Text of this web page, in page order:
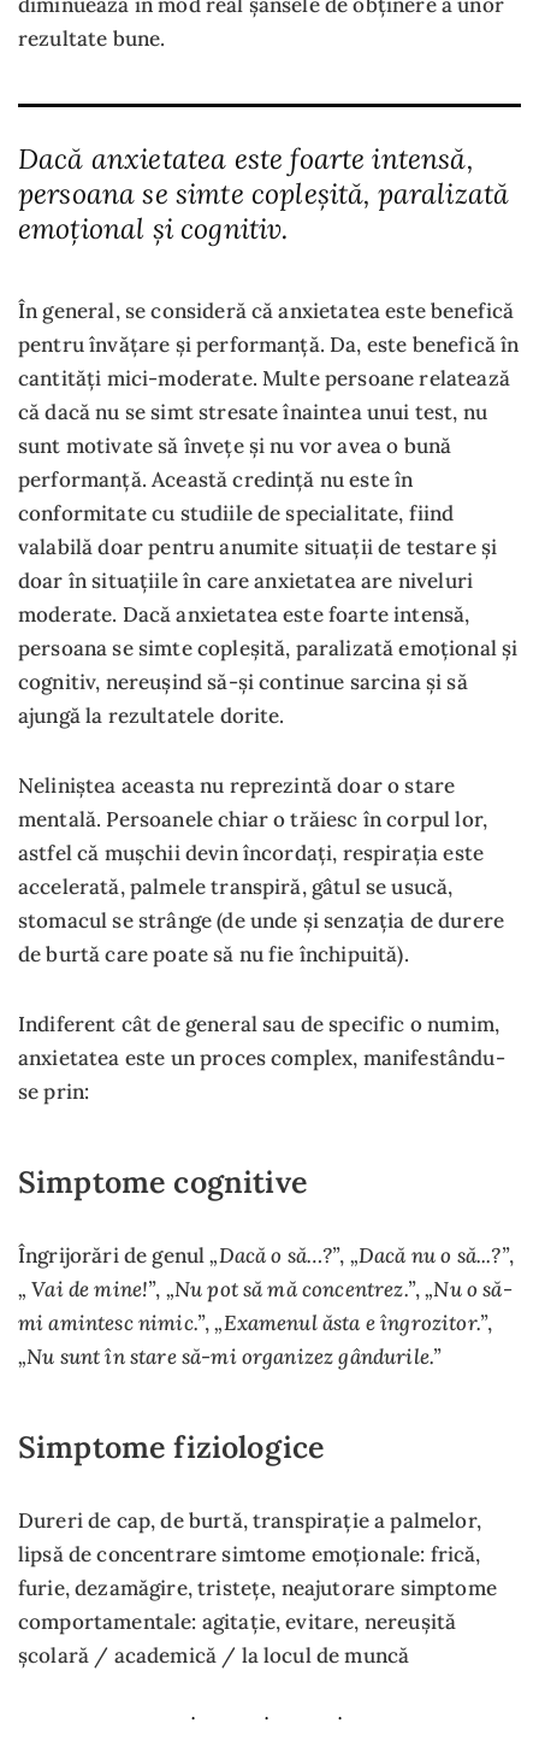
rezultate bune.
Dacă anxietatea este foarte intensă,
persoana se simte copleșită, paralizată
emoțional și cognitiv.
În general, se consideră că anxietatea este benefică
pentru învățare și performanță. Da, este benefică în
cantități mici-moderate. Multe persoane relatează
că dacă nu se simt stresate înaintea unui test, nu
sunt motivate să învețe și nu vor avea o bună
performanță. Această credință nu este în
conformitate cu studiile de specialitate, fiind
valabilă doar pentru anumite situații de testare și
doar în situațiile în care anxietatea are niveluri
moderate. Dacă anxietatea este foarte intensă,
persoana se simte copleșită, paralizată emoțional și
cognitiv, nereușind să-și continue sarcina și să
ajungă la rezultatele dorite.
Neliniștea aceasta nu reprezintă doar o stare
mentală. Persoanele chiar o trăiesc în corpul lor,
astfel că mușchii devin încordați, respirația este
accelerată, palmele transpiră, gâtul se usucă,
stomacul se strânge (de unde și senzația de durere
de burtă care poate să nu fie închipuită).
Indiferent cât de general sau de specific o numim,
anxietatea este un proces complex, manifestându-
se prin:
Simptome cognitive
Îngrijorări de genul„Dacă o să…?”, „Dacă nu o să...?”,
„ Vai de mine!”, „Nu pot să mă concentrez.”,„Nu o să-
mi amintesc nimic.”,„Examenul ăsta e îngrozitor.”,
„Nu sunt în stare să-mi organizez gândurile.”
Simptome fiziologice
Dureri de cap, de burtă, transpirație a palmelor,
lipsă de concentrare simtome emoționale: frică,
furie, dezamăgire, tristețe, neajutorare simptome
comportamentale: agitație, evitare, nereușită
școlară / academică / la locul de muncă